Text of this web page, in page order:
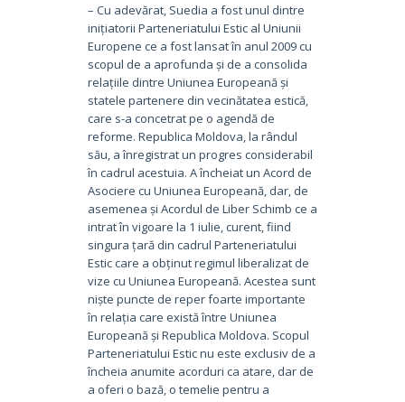
– Cu adevărat, Suedia a fost unul dintre
inițiatorii Parteneriatului Estic al Uniunii
Europene ce a fost lansat în anul 2009 cu
scopul de a aprofunda și de a consolida
relațiile dintre Uniunea Europeană și
statele partenere din vecinătatea estică,
care s-a concetrat pe o agendă de
reforme. Republica Moldova, la rândul
său, a înregistrat un progres considerabil
în cadrul acestuia. A încheiat un Acord de
Asociere cu Uniunea Europeană, dar, de
asemenea și Acordul de Liber Schimb ce a
intrat în vigoare la 1 iulie, curent, fiind
singura țară din cadrul Parteneriatului
Estic care a obținut regimul liberalizat de
vize cu Uniunea Europeană. Acestea sunt
niște puncte de reper foarte importante
în relația care există între Uniunea
Europeană și Republica Moldova. Scopul
Parteneriatului Estic nu este exclusiv de a
încheia anumite acorduri ca atare, dar de
a oferi o bază, o temelie pentru a